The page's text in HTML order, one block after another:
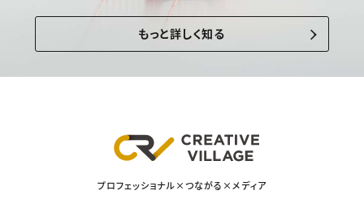
もっと詳しく知る
プロフェッショナル×つながる×メディア